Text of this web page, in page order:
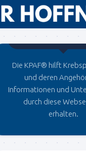
Gegründet von
Die KPAF® hilft
und deren
Informationen und
durch diese
erhalten.